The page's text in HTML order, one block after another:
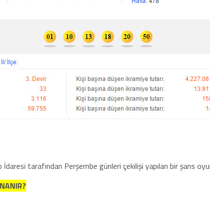
tarafından Perşembe günleri çekilişi yapılan bir şans